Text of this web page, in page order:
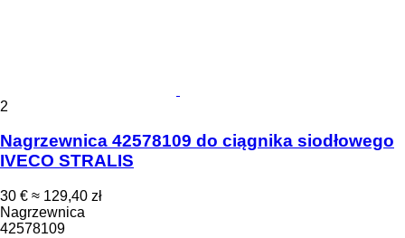
2
Nagrzewnica 42578109 do ciągnika siodłowego
IVECO STRALIS
30 € ≈ 129,40 zł
Nagrzewnica
42578109